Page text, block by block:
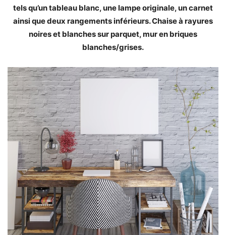
tels qu’un tableau blanc, une lampe originale, un carnet
ainsi que deux rangements inférieurs. Chaise à rayures
noires et blanches sur parquet, mur en briques
blanches/grises.